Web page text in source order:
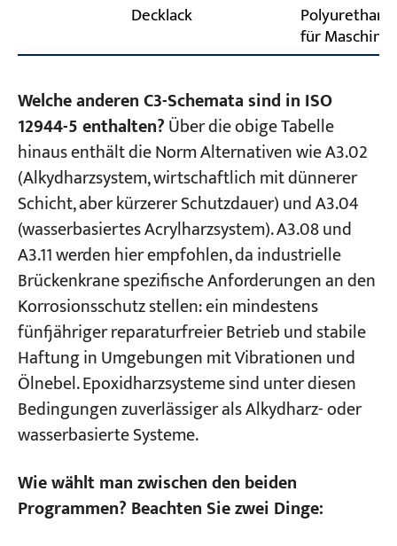
Decklack
Polyurethan-
für
Welche anderen C3-Schemata sind in ISO
12944-5 enthalten?Über die obige Tabelle
hinaus enthält die Norm Alternativen wie A3.02
(Alkydharzsystem, wirtschaftlich mit dünnerer
Schicht, aber kürzerer Schutzdauer) und A3.04
(wasserbasiertes Acrylharzsystem). A3.08 und
A3.11 werden hier empfohlen, da industrielle
Brückenkrane spezifische Anforderungen an den
Korrosionsschutz stellen: ein mindestens
fünfjähriger reparaturfreier Betrieb und stabile
Haftung in Umgebungen mit Vibrationen und
Ölnebel. Epoxidharzsysteme sind unter diesen
Bedingungen zuverlässiger als Alkydharz- oder
wasserbasierte Systeme.
Wie wählt man zwischen den beiden
Programmen? Beachten Sie zwei Dinge: